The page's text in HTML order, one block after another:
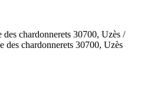
chardonnerets 30700, Uzès /
des chardonnerets 30700, Uzès